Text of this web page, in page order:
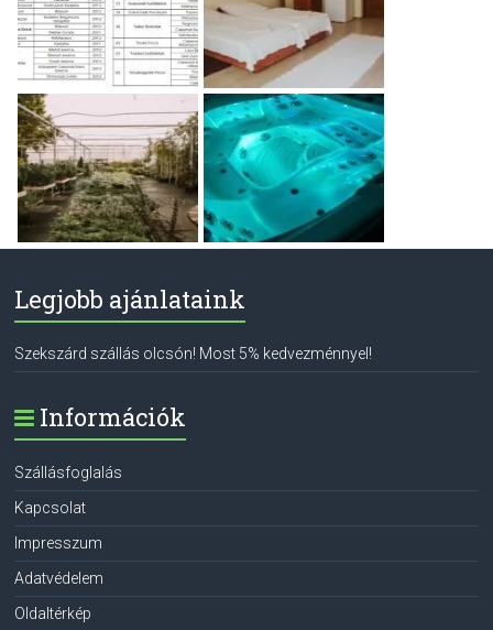
Legjobb ajánlataink
Szekszárd szállás olcsón! Most 5% kedvezménnyel!
Információk
Szállásfoglalás
Kapcsolat
Impresszum
Adatvédelem
Oldaltérkép